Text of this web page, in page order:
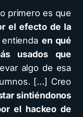
primero es que
el efecto de la
en qué
usados que
algo de esa
[…] Creo
sintiéndonos
el hackeo de